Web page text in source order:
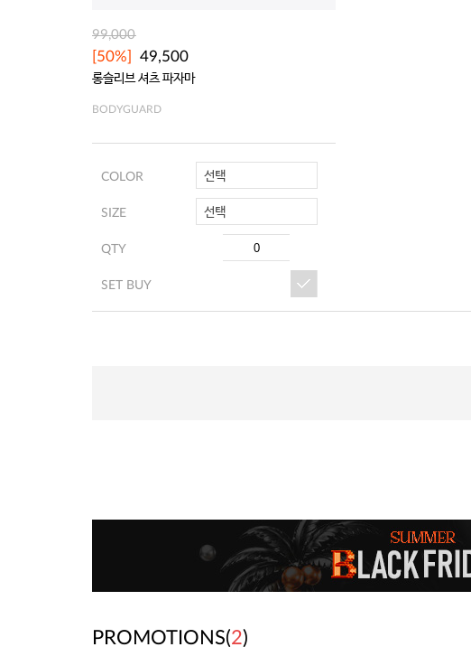
99,000
[50%] 49,500
롱슬리브 셔츠 파자마
BODYGUARD
COLOR 선택
SIZE 선택
QTY
SET BUY
PROMOTIONS(2)